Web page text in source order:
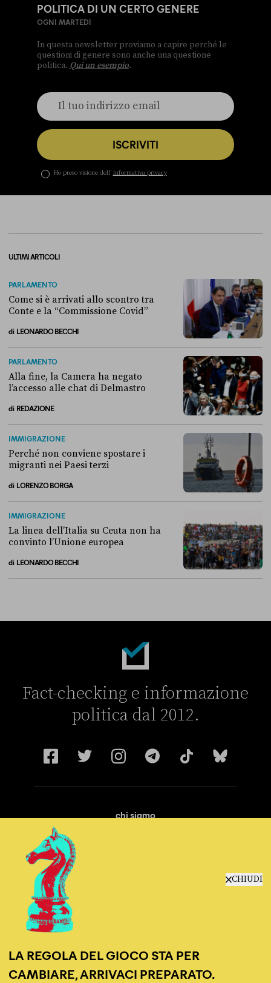
CHIUDI
LA REGOLA DEL GIOCO STA PER
CAMBIARE, ARRIVACI PREPARATO.
POLITICA DI UN CERTO GENERE
OGNI MARTEDÌ
In questa newsletter proviamo a capire perché le
questioni di genere sono anche una questione
politica. Qui un esempio.
ISCRIVITI
Ho preso visione dell’ informativa privacy
ULTIMI ARTICOLI
PARLAMENTO
Come si è arrivati allo scontro tra
Conte e la “Commissione Covid”
di LEONARDO BECCHI
PARLAMENTO
Alla fine, la Camera ha negato
l’accesso alle chat di Delmastro
di REDAZIONE
IMMIGRAZIONE
Perché non conviene spostare i
migranti nei Paesi terzi
di LORENZO BORGA
IMMIGRAZIONE
La linea dell’Italia su Ceuta non ha
convinto l’Unione europea
di LEONARDO BECCHI
Fact-checking e informazione
politica dal 2012.
chi siamo